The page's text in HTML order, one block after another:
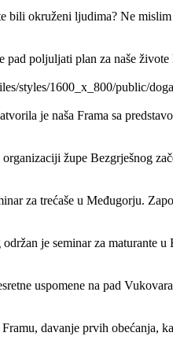
bili okruženi ljudima? Ne mislim
pad poljuljati plan za naše
styles/1600_x_800/public/
je naša Frama sa
župe Bezgrješnog
za trećaše u Međugorju.
je seminar za maturante
uspomene na pad
davanje prvih obećanja,